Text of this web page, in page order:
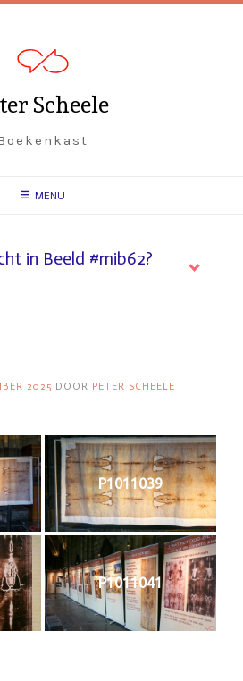
Scheele
MENU
in Beeld #mib62?
2025 DOOR PETER SCHEELE
P1011039
P1011041